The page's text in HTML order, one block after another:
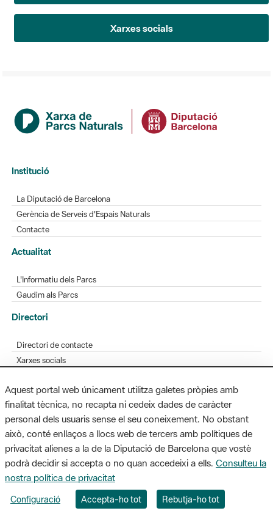
Xarxes socials
Institució
La Diputació de Barcelona
Gerència de Serveis d'Espais Naturals
Contacte
Actualitat
L'Informatiu dels Parcs
Gaudim als Parcs
Directori
Directori de contacte
Xarxes socials
Bústia de suggeriments
Opineu sobre els parcs
MAPA WEB AVÍS LEGAL ACCESSIBILITAT
Diputació de Barcelona. Edifici Llacuna, 1a planta. Badajoz, 49. 08005
Barcelona. Tel. 934 022 428 / xarxaparcs@diba.cat
Aquest portal web únicament utilitza galetes pròpies amb
finalitat tècnica, no recapta ni cedeix dades de caràcter
personal dels usuaris sense el seu coneixement. No obstant
això, conté enllaços a llocs web de tercers amb polítiques de
privacitat alienes a la de la Diputació de Barcelona que vostè
podrà decidir si accepta o no quan accedeixi a ells. Consulteu la
nostra política de privacitat
Configuració Accepta-ho tot Rebutja-ho tot